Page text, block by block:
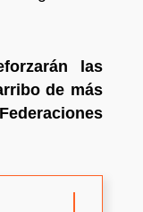
las
de más